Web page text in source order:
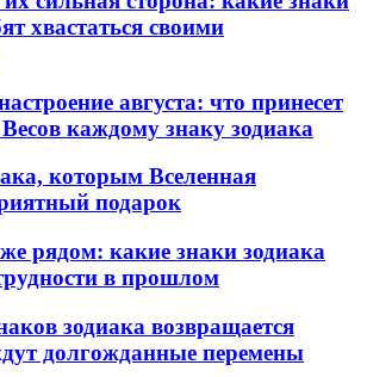
хвастаться своими
августа: что принесет
каждому знаку зодиака
которым Вселенная
подарок
рядом: какие знаки зодиака
в прошлом
зодиака возвращается
долгожданные перемены